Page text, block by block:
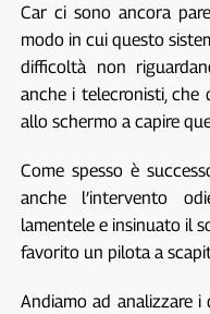
Car ci sono ancora
modo in cui questo
difficoltà non
anche i telecronisti, che
allo schermo a capire
Come spesso è
anche l’intervento
lamentele e insinuato il
favorito un pilota a
Andiamo ad analizzare